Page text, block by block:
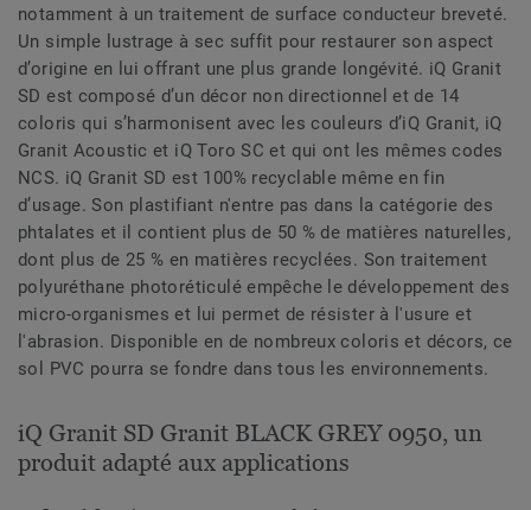
notamment à un traitement de surface conducteur breveté.
Un simple lustrage à sec suffit pour restaurer son aspect
d’origine en lui offrant une plus grande longévité. iQ Granit
SD est composé d’un décor non directionnel et de 14
coloris qui s’harmonisent avec les couleurs d’iQ Granit, iQ
Granit Acoustic et iQ Toro SC et qui ont les mêmes codes
NCS. iQ Granit SD est 100% recyclable même en fin
d’usage. Son plastifiant n'entre pas dans la catégorie des
phtalates et il contient plus de 50 % de matières naturelles,
dont plus de 25 % en matières recyclées. Son traitement
polyuréthane photoréticulé empêche le développement des
micro-organismes et lui permet de résister à l'usure et
l'abrasion. Disponible en de nombreux coloris et décors, ce
sol PVC pourra se fondre dans tous les environnements.
iQ Granit SD Granit BLACK GREY 0950, un
produit adapté aux applications